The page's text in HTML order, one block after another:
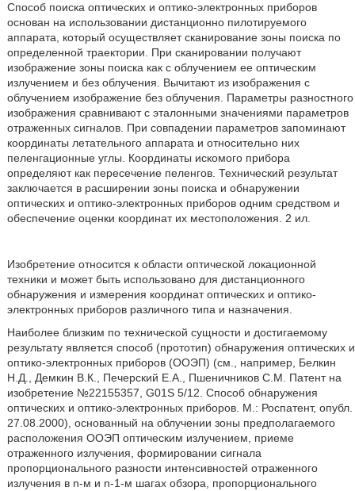
Способ поиска оптических и оптико-электронных приборов
основан на использовании дистанционно пилотируемого
аппарата, который осуществляет сканирование зоны поиска по
определенной траектории. При сканировании получают
изображение зоны поиска как с облучением ее оптическим
излучением и без облучения. Вычитают из изображения с
облучением изображение без облучения. Параметры разностного
изображения сравнивают с эталонными значениями параметров
отраженных сигналов. При совпадении параметров запоминают
координаты летательного аппарата и относительно них
пеленгационные углы. Координаты искомого прибора
определяют как пересечение пеленгов. Технический результат
заключается в расширении зоны поиска и обнаружении
оптических и оптико-электронных приборов одним средством и
обеспечение оценки координат их местоположения. 2 ил.
Изобретение относится к области оптической локационной
техники и может быть использовано для дистанционного
обнаружения и измерения координат оптических и оптико-
электронных приборов различного типа и назначения.
Наиболее близким по технической сущности и достигаемому
результату является способ (прототип) обнаружения оптических и
оптико-электронных приборов (ООЭП) (см., например, Белкин
Н.Д., Демкин В.К., Печерский Е.А., Пшеничников С.М. Патент на
изобретение №22155357, G01S 5/12. Способ обнаружения
оптических и оптико-электронных приборов. М.: Роспатент, опубл.
27.08.2000), основанный на облучении зоны предполагаемого
расположения ООЭП оптическим излучением, приеме
отраженного излучения, формировании сигнала
пропорционального разности интенсивностей отраженного
излучения в n-м и n-1-м шагах обзора, пропорционального